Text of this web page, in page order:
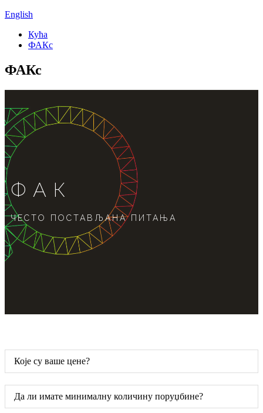
English
Кућа
ФАКс
ФАКс
ФАК
ЧЕСТО ПОСТАВЉАНА ПИТАЊА
Које су ваше цене?
Да ли имате минималну количину поруџбине?